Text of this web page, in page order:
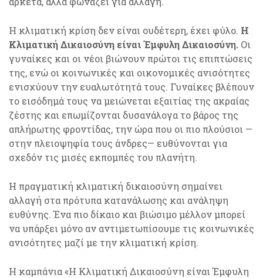
Η κλιματική κρίση δεν είναι ουδέτερη, έχει φύλο. Η
Κλιματική Δικαιοσύνη είναι Έμφυλη Δικαιοσύνη. Οι
γυναίκες και οι νέοι βιώνουν πρώτοι τις επιπτώσεις
της, ενώ οι κοινωνικές και οικονομικές ανισότητες
ενισχύουν την ευαλωτότητά τους. Γυναίκες βλέπουν
το εισόδημά τους να μειώνεται εξαιτίας της ακραίας
ζέστης και επωμίζονται δυσανάλογα το βάρος της
απλήρωτης φροντίδας, την ώρα που οι πιο πλούσιοι —
στην πλειοψηφία τους άνδρες— ευθύνονται για
σχεδόν τις μισές εκπομπές του πλανήτη.
Η πραγματική κλιματική δικαιοσύνη σημαίνει
αλλαγή στα πρότυπα κατανάλωσης και ανάληψη
ευθύνης. Ένα πιο δίκαιο και βιώσιμο μέλλον μπορεί
να υπάρξει μόνο αν αντιμετωπίσουμε τις κοινωνικές
ανισότητες μαζί με την κλιματική κρίση.
Η καμπάνια «Η Κλιματική Δικαιοσύνη είναι Έμφυλη